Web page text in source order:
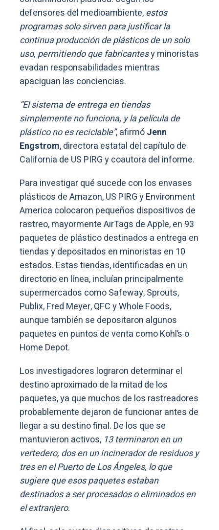
defensores del medioambiente,estos
programas solo sirven para justificar la
continua producción de plásticos de un solo
uso, permitiendo que fabricantesy minoristas
evadan responsabilidades mientras
apaciguan las conciencias.
“El sistema de entrega en tiendas
simplemente no funciona, y la película de
plástico no es reciclable”, afirmóJenn
Engstrom, directora estatal del capítulo de
California de US PIRG y coautora del informe.
Para investigar qué sucede con los envases
plásticos de Amazon, US PIRG y Environment
America colocaron pequeños dispositivos de
rastreo, mayormente AirTags de Apple, en 93
paquetes de plástico destinados a entrega en
tiendas y depositados en minoristas en 10
estados. Estas tiendas, identificadas en un
directorio en línea, incluían principalmente
supermercados como Safeway, Sprouts,
Publix, Fred Meyer, QFC y Whole Foods,
aunque también se depositaron algunos
paquetes en puntos de venta como Kohl’s o
Home Depot.
Los investigadores lograron determinar el
destino aproximado de la mitad de los
paquetes, ya que muchos de los rastreadores
probablemente dejaron de funcionar antes de
llegar a su destino final. De los que se
mantuvieron activos, 13 terminaron en un
vertedero, dos en un incinerador de residuos y
tres en el Puerto de Los Ángeles, lo que
sugiere que esos paquetes estaban
destinados a ser procesados o eliminados en
el extranjero.